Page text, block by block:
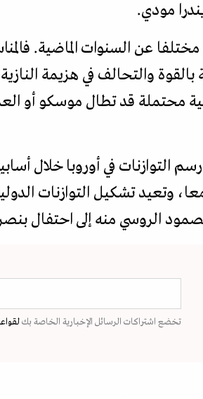
مودي.
عن السنوات الماضية.
والتحالف في هزيمة
قد تطال موسكو أو
التوازنات في أوروبا خلال
تشكيل التوازنات
الروسي منه إلى احتفال
تخضع اشتراكات الرسائل الإخبارية الخاصة بك